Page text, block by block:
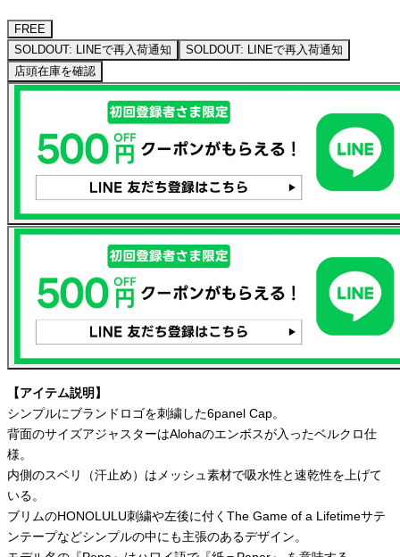
FREE
SOLDOUT: LINEで再入荷通知
SOLDOUT: LINEで再入荷通知
店頭在庫を確認
【アイテム説明】
シンプルにブランドロゴを刺繍した6panel Cap。
背面のサイズアジャスターはAlohaのエンボスが入ったベルクロ仕
様。
内側のスベリ（汗止め）はメッシュ素材で吸水性と速乾性を上げて
いる。
ブリムのHONOLULU刺繍や左後に付くThe Game of a Lifetimeサテ
ンテープなどシンプルの中にも主張のあるデザイン。